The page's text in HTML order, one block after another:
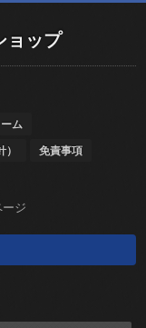
ップ
ム
免責事項
ジ